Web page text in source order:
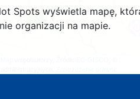
Spots wyświetla mapę,
organizacji na mapie.
7